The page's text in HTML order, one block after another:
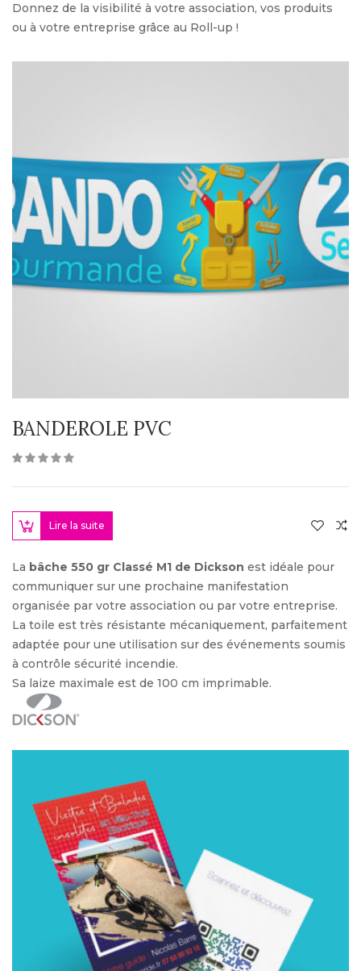
Donnez de la visibilité à votre association, vos produits
ou à votre entreprise grâce au Roll-up !
BANDEROLE PVC
Lire la suite
La bâche 550 gr Classé M1 de Dickson est idéale pour
communiquer sur une prochaine manifestation
organisée par votre association ou par votre entreprise.
La toile est très résistante mécaniquement, parfaitement
adaptée pour une utilisation sur des événements soumis
à contrôle sécurité incendie.
Sa laize maximale est de 100 cm imprimable.